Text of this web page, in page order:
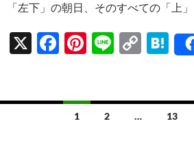
「左下」の朝日、そのすべての「上
X
F
b
Pi
es
Li
C
y
H
n
1 2 … 13